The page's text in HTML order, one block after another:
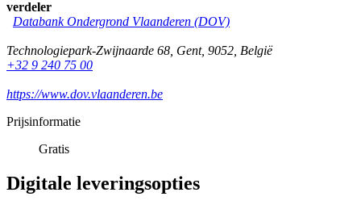
verdeler
Databank Ondergrond Vlaanderen (DOV)
Technologiepark-Zwijnaarde 68, Gent, 9052, België
+32 9 240 75 00
https://www.dov.vlaanderen.be
Prijsinformatie
Gratis
Digitale leveringsopties